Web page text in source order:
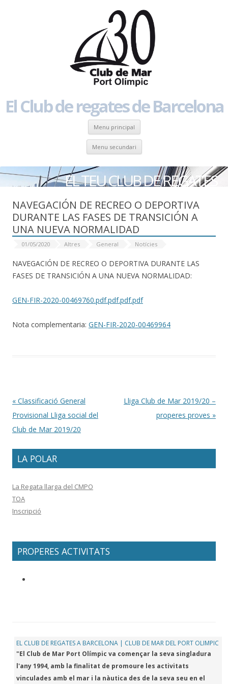
El Club de regates de Barcelona
Menu principal Skip to content
Menu secundari Skip to content
EL TEU CLUB DE REGATES
NAVEGACIÓN DE RECREO O DEPORTIVA
DURANTE LAS FASES DE TRANSICIÓN A
UNA NUEVA NORMALIDAD
01/05/2020 Altres General Notícies
NAVEGACIÓN DE RECREO O DEPORTIVA DURANTE LAS
FASES DE TRANSICIÓN A UNA NUEVA NORMALIDAD:
GEN-FIR-2020-00469760.pdf.pdf.pdf.pdf
Nota complementaria: GEN-FIR-2020-00469964
Post navigation
« Classificació General
Provisional Lliga social del
Club de Mar 2019/20
Lliga Club de Mar 2019/20 –
properes proves »
LA POLAR
La Regata llarga del CMPO
TOA
Inscripció
PROPERES ACTIVITATS
EL CLUB DE REGATES A BARCELONA | CLUB DE MAR DEL PORT OLIMPIC
"El Club de Mar Port Olímpic va començar la seva singladura
l'any 1994, amb la finalitat de promoure les activitats
vinculades amb el mar i la nàutica des de la seva seu en el